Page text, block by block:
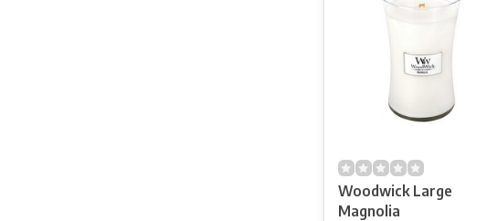
Woodwick Large
Magnolia